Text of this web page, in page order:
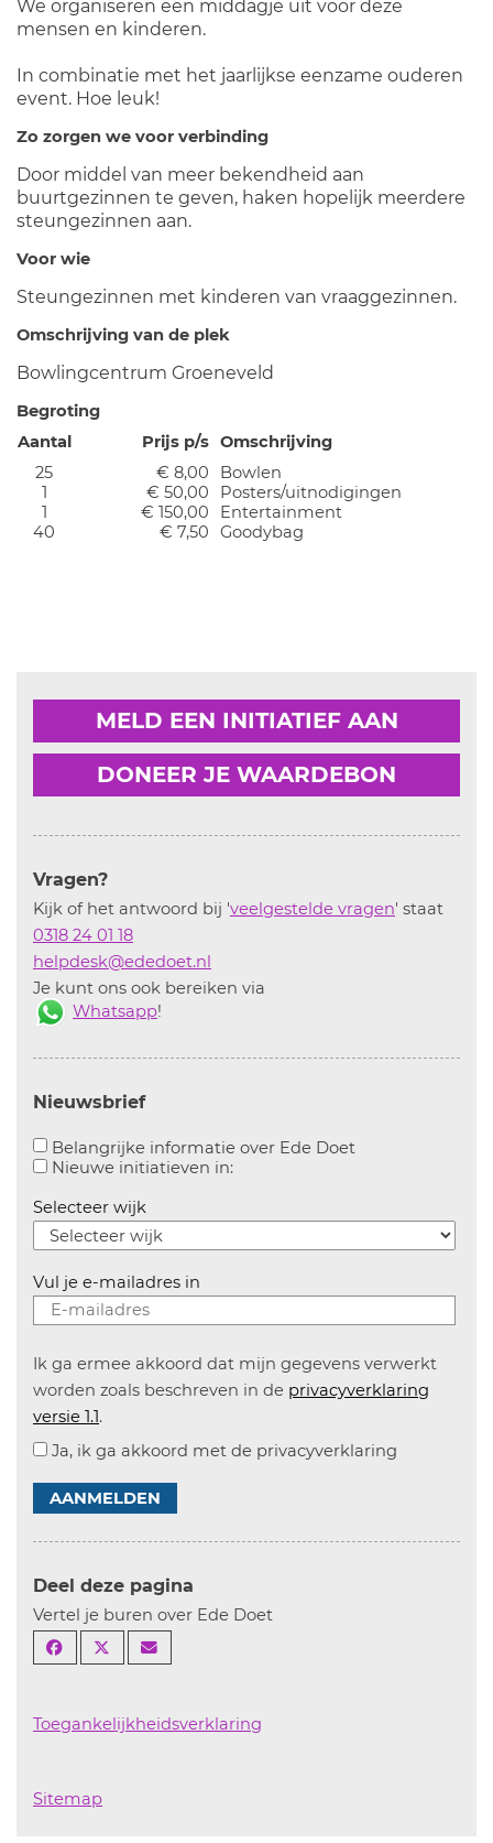
We organiseren een middagje uit voor deze
mensen en kinderen.
In combinatie met het jaarlijkse eenzame ouderen
event. Hoe leuk!
Zo zorgen we voor verbinding
Door middel van meer bekendheid aan
buurtgezinnen te geven, haken hopelijk meerdere
steungezinnen aan.
Voor wie
Steungezinnen met kinderen van vraaggezinnen.
Omschrijving van de plek
Bowlingcentrum Groeneveld
Begroting
Aantal
Prijs p/s Omschrijving
25
€ 8,00
Bowlen
1
€ 50,00
Posters/uitnodigingen
1
€ 150,00
Entertainment
40
€ 7,50 Goodybag
MELD EEN INITIATIEF AAN
DONEER JE WAARDEBON
Vragen?
Kijk of het antwoord bij 'veelgestelde vragen' staat
0318 24 01 18
helpdesk@ededoet.nl
Je kunt ons ook bereiken via
Whatsapp!
Nieuwsbrief
Belangrijke informatie over Ede Doet
Nieuwe initiatieven in:Aanvinken om informatie over
Selecteer wijk
Vul je e-mailadres in
Ik ga ermee akkoord dat mijn gegevens verwerkt
worden zoals beschreven in de privacyverklaring
versie 1.1.
Ja, ik ga akkoord met de privacyverklaring
AANMELDEN
Deel deze pagina
Vertel je buren over Ede Doet
Toegankelijkheidsverklaring
Sitemap